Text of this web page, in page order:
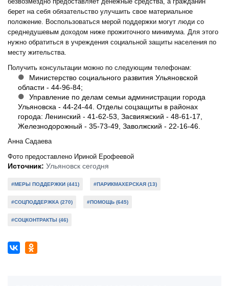
берет на себя обязательство улучшить свое материальное
положение. Воспользоваться мерой поддержки могут люди со
среднедушевым доходом ниже прожиточного минимума. Для этого
нужно обратиться в учреждения социальной защиты населения по
месту жительства.
Получить консультации можно по следующим телефонам:
Министерство социального развития Ульяновской
области - 44-96-84;
Управление по делам семьи администрации города
Ульяновска - 44-24-44. Отделы соцзащиты в районах
города: Ленинский - 41-62-53, Засвияжский - 48-61-17,
Железнодорожный - 35-73-49, Заволжский - 22-16-46.
Анна Садаева
Фото предоставлено Ириной Ерофеевой
Источник: Ульяновск сегодня
#МЕРЫ ПОДДЕРЖКИ (441) #ПАРИКМАХЕРСКАЯ (13)
#СОЦПОДДЕРЖКА (270) #ПОМОЩЬ (645)
#СОЦКОНТРАКТЫ (46)